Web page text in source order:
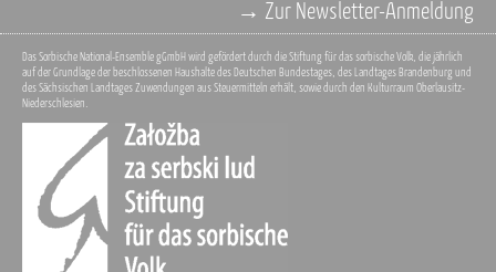
→ Zur Newsletter-Anmeldung
Das Sorbische National-Ensemble gGmbH wird gefördert durch die Stiftung für das sorbische Volk, die jährlich
auf der Grundlage der beschlossenen Haushalte des Deutschen Bundestages, des Landtages Brandenburg und
des Sächsischen Landtages Zuwendungen aus Steuermitteln erhält, sowie durch den Kulturraum Oberlausitz-
Niederschlesien.